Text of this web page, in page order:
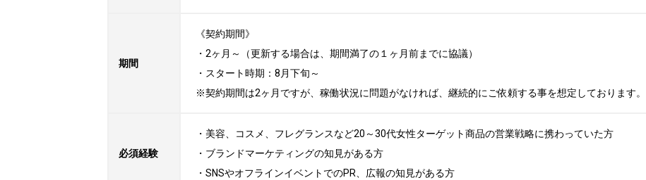
期間
《契約期間》
・2ヶ月～（更新する場合は、期間満了の１ヶ月前までに協議）
・スタート時期：8月下旬～
※契約期間は2ヶ月ですが、稼働状況に問題がなければ、継続的にご依頼する事を想定しております。
必須経験
・美容、コスメ、フレグランスなど20～30代女性ターゲット商品の営業戦略に携わっていた方
・ブランドマーケティングの知見がある方
・SNSやオフラインイベントでのPR、広報の知見がある方